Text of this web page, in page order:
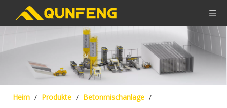
Heim / Produkte / Betonmischanlage /